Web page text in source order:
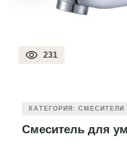
231
КАТЕГОРИЯ:
Смеситель для